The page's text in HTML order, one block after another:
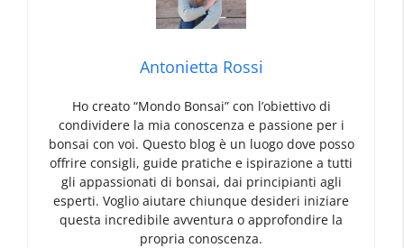
Antonietta Rossi
Ho creato “Mondo Bonsai” con l’obiettivo di
condividere la mia conoscenza e passione per i
bonsai con voi. Questo blog è un luogo dove posso
offrire consigli, guide pratiche e ispirazione a tutti
gli appassionati di bonsai, dai principianti agli
esperti. Voglio aiutare chiunque desideri iniziare
questa incredibile avventura o approfondire la
propria conoscenza.